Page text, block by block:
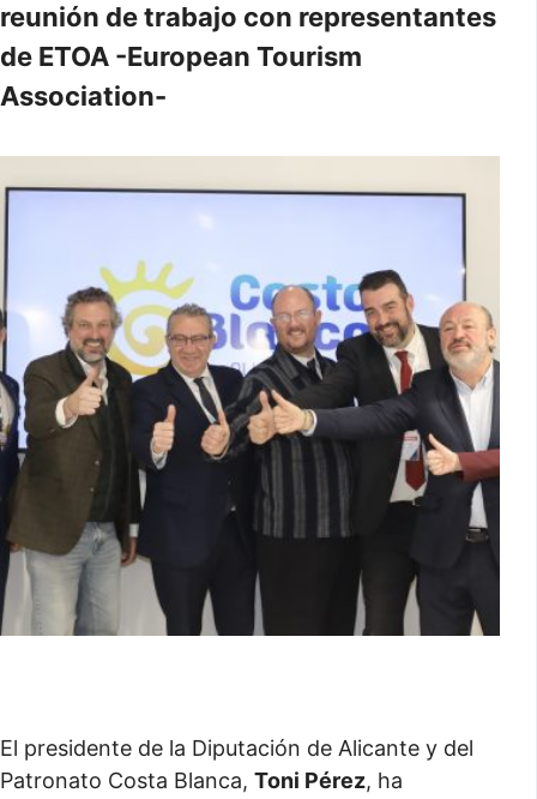
reunión de trabajo con representantes
de ETOA -European Tourism
Association-
El presidente de la Diputación de Alicante y del
Patronato Costa Blanca, Toni Pérez, ha